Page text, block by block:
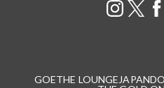
GOETHE LOUNGE